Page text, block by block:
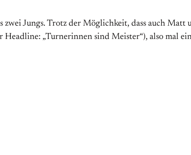
Jungs. Trotz der Möglichkeit, dass auch Matt
„Turnerinnen sind Meister“), also mal